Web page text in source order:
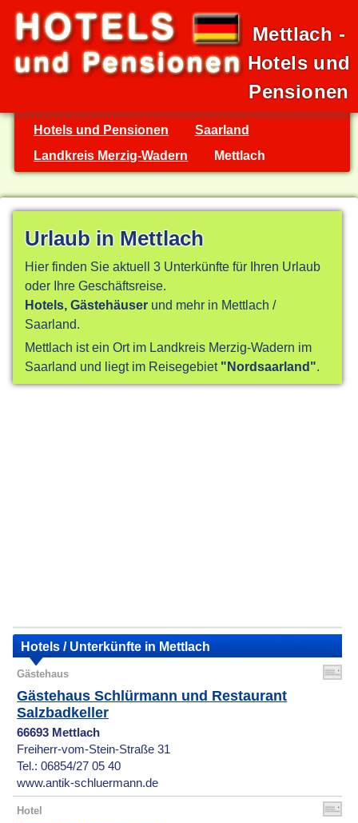
Mettlach -
Hotels und
Pensionen
Hotels und Pensionen
Saarland
Landkreis Merzig-Wadern
Mettlach
Urlaub in Mettlach
Hier finden Sie aktuell 3 Unterkünfte für Ihren Urlaub
oder Ihre Geschäftsreise.
Hotels, Gästehäuser und mehr in Mettlach /
Saarland.
Mettlach ist ein Ort im Landkreis Merzig-Wadern im
Saarland und liegt im Reisegebiet "Nordsaarland"
Hotels / Unterkünfte in Mettlach
Gästehaus
Gästehaus Schlürmann und Restaurant
Salzbadkeller
66693 Mettlach
Freiherr-vom-Stein-Straße 31
Tel.: 06854/27 05 40
www.antik-schluermann.de
Hotel